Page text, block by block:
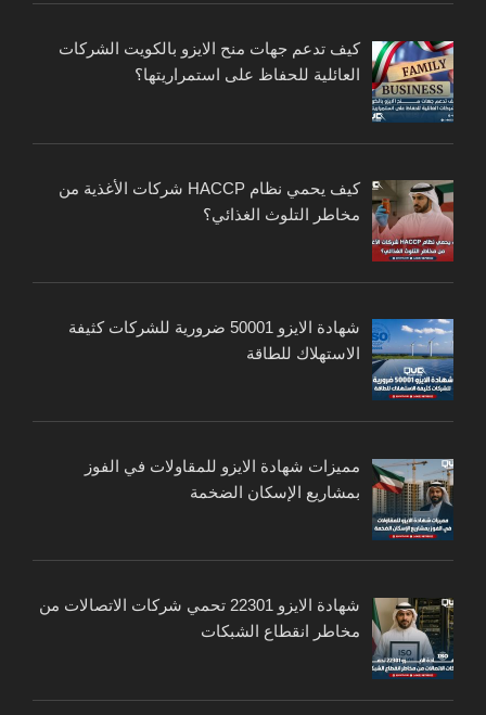
كيف تدعم جهات منح الايزو بالكويت الشركات
العائلية للحفاظ على استمراريتها؟
كيف يحمي نظام HACCP شركات الأغذية من
مخاطر التلوث الغذائي؟
شهادة الايزو 50001 ضرورية للشركات كثيفة
الاستهلاك للطاقة
مميزات شهادة الايزو للمقاولات في الفوز
بمشاريع الإسكان الضخمة
شهادة الايزو 22301 تحمي شركات الاتصالات من
مخاطر انقطاع الشبكات